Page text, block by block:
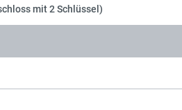
mit 2 Schlüssel)